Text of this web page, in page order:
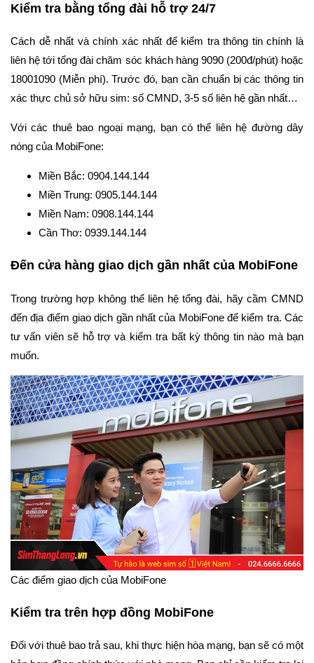
Kiểm tra bằng tổng đài hỗ trợ 24/7
Cách dễ nhất và chính xác nhất để kiểm tra thông tin chính là
liên hệ tới tổng đài chăm sóc khách hàng 9090 (200đ/phút) hoặc
18001090 (Miễn phí). Trước đó, bạn cần chuẩn bị các thông tin
xác thực chủ sở hữu sim: số CMND, 3-5 số liên hệ gần nhất…
Với các thuê bao ngoại mạng, bạn có thể liên hệ đường dây
nóng của MobiFone:
Miền Bắc: 0904.144.144
Miền Trung: 0905.144.144
Miền Nam: 0908.144.144
Cần Thơ: 0939.144.144
Đến cửa hàng giao dịch gần nhất của MobiFone
Trong trường hợp không thể liên hệ tổng đài, hãy cầm CMND
đến địa điểm giao dịch gần nhất của MobiFone để kiểm tra. Các
tư vấn viên sẽ hỗ trợ và kiểm tra bất kỳ thông tin nào mà bạn
muốn.
Các điểm giao dịch của MobiFone
Kiểm tra trên hợp đồng MobiFone
Đối với thuê bao trả sau, khi thực hiện hòa mạng, bạn sẽ có một